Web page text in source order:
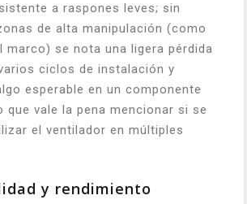
a raspones leves; sin
de alta manipulación (como
marco) se nota una ligera pérdida
ciclos de instalación y
esperable en un componente
que vale la pena mencionar si se
el ventilador en múltiples
y rendimiento